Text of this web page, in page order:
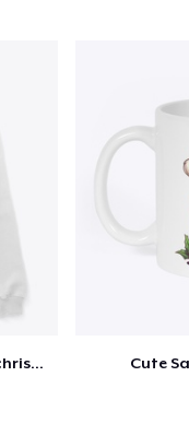
merry and bright sweatshirt christmas Cute
21,99
22,99